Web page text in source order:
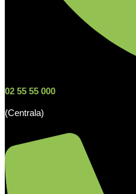
02 55 55 000
(Centrala)